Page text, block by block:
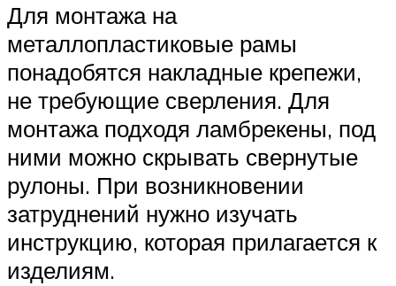
Для монтажа на
металлопластиковые рамы
понадобятся накладные крепежи,
не требующие сверления. Для
монтажа подходя ламбрекены, под
ними можно скрывать свернутые
рулоны. При возникновении
затруднений нужно изучать
инструкцию, которая прилагается к
изделиям.